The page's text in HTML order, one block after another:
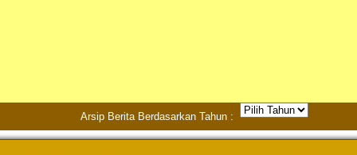
Arsip Berita Berdasarkan Tahun :